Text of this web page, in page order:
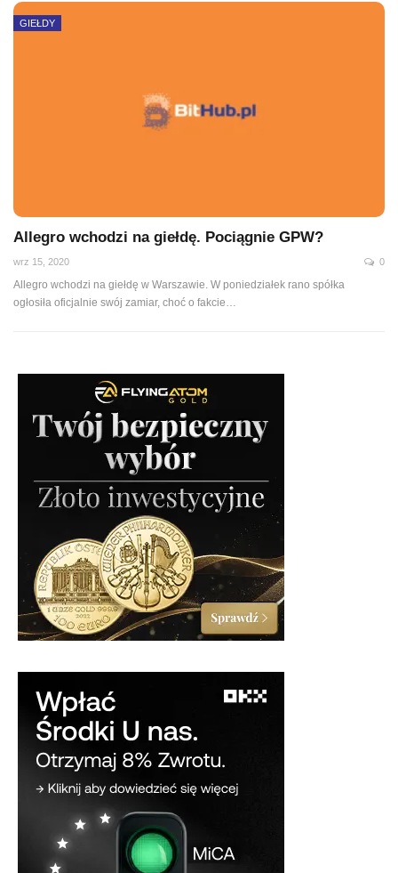
GIEŁDY
Allegro wchodzi na giełdę. Pociągnie GPW?
wrz 15, 2020 0
Allegro wchodzi na giełdę w Warszawie. W poniedziałek rano spółka
ogłosiła oficjalnie swój zamiar, choć o fakcie…